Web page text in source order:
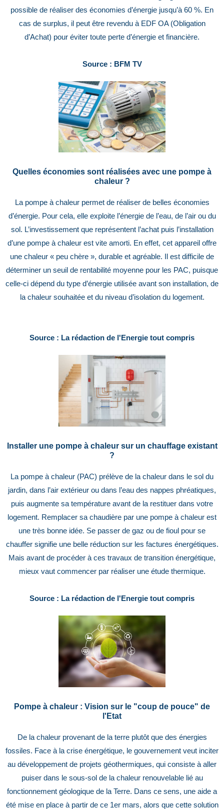
possible de réaliser des économies d’énergie jusqu’à 60 %. En
cas de surplus, il peut être revendu à EDF OA (Obligation
d’Achat) pour éviter toute perte d’énergie et financière.
Source : BFM TV
Quelles économies sont réalisées avec une pompe à
chaleur ?
La pompe à chaleur permet de réaliser de belles économies
d’énergie. Pour cela, elle exploite l’énergie de l’eau, de l’air ou du
sol. L’investissement que représentent l’achat puis l’installation
d’une pompe à chaleur est vite amorti. En effet, cet appareil offre
une chaleur « peu chère », durable et agréable. Il est difficile de
déterminer un seuil de rentabilité moyenne pour les PAC, puisque
celle-ci dépend du type d’énergie utilisée avant son installation, de
la chaleur souhaitée et du niveau d’isolation du logement.
Source : La rédaction de l'Energie tout compris
Installer une pompe à chaleur sur un chauffage existant
?
La pompe à chaleur (PAC) prélève de la chaleur dans le sol du
jardin, dans l’air extérieur ou dans l’eau des nappes phréatiques,
puis augmente sa température avant de la restituer dans votre
logement. Remplacer sa chaudière par une pompe à chaleur est
une très bonne idée. Se passer de gaz ou de fioul pour se
chauffer signifie une belle réduction sur les factures énergétiques.
Mais avant de procéder à ces travaux de transition énergétique,
mieux vaut commencer par réaliser une étude thermique.
Source : La rédaction de l'Energie tout compris
Pompe à chaleur : Vision sur le "coup de pouce" de
l'Etat
De la chaleur provenant de la terre plutôt que des énergies
fossiles. Face à la crise énergétique, le gouvernement veut inciter
au développement de projets géothermiques, qui consiste à aller
puiser dans le sous-sol de la chaleur renouvelable lié au
fonctionnement géologique de la Terre. Dans ce sens, une aide a
été mise en place à partir de ce 1er mars, alors que cette solution